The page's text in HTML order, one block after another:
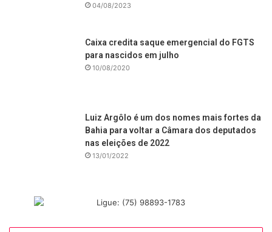
04/08/2023
Caixa credita saque emergencial do FGTS
para nascidos em julho
10/08/2020
Luiz Argôlo é um dos nomes mais fortes da
Bahia para voltar a Câmara dos deputados
nas eleições de 2022
13/01/2022